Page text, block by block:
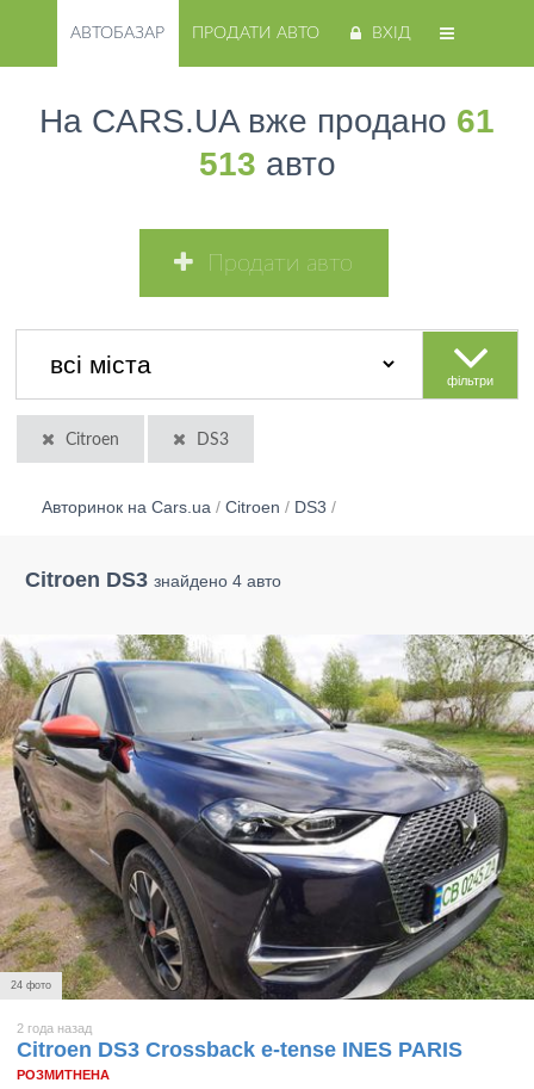
АВТОБАЗАР ПРОДАТИ АВТО ВХІД
На CARS.UA вже продано 61
513 авто
Продати авто
фільтри
Citroen DS3
Авторинок на Cars.ua / Citroen / DS3 /
Citroen DS3 знайдено 4 авто
24 фото
2 года назад
Citroen DS3 Crossback e-tense INES PARIS
РОЗМИТНЕНА